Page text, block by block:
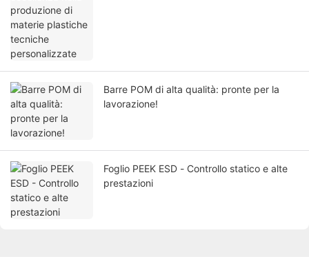
Barre POM di alta qualità: pronte per la
lavorazione!
Foglio PEEK ESD - Controllo statico e alte
prestazioni